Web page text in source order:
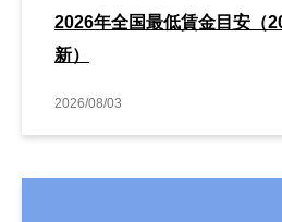
2026年全国最低賃金目安（
新）
2026/08/03